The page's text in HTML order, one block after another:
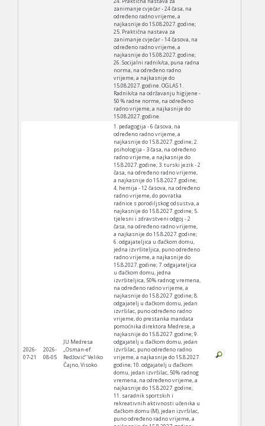
zanimanje cvjećar - 24 časa, na
određeno radno vrijeme, a
najkasnije do 15.08.2027. godine;
25. Praktična nastava za
zanimanje cvjećar - 14 časova, na
određeno radno vrijeme, a
najkasnije do 15.08.2027. godine;
26. Socijalni radnik/ca, puna radna
norma, na određeno radno
vrijeme, a najkasnije do
15.08.2027. godine. OGLAS 1.
Radnik/ca na održavanju higijene -
50 % radne norme, na određeno
radno vrijeme, a najkasnije do
15.08.2027. godine.
2026-
07-21
2026-
08-05
JU Medresa
„Osman-ef.
Redžović“ Veliko
Čajno, Visoko
1. pedagogija - 6 časova, na
određeno radno vrijeme, a
najkasnije do 15.8.2027. godine; 2.
psihologija - 3 časa, na određeno
radno vrijeme, a najkasnije do
15.8.2027. godine; 3. turski jezik - 2
časa, na određeno radno vrijeme,
a najkasnije do 15.8.2027. godine;
4. hemija - 12 časova, na određeno
radno vrijeme, do povratka
radnice s porodiljskog odsustva, a
najkasnije do 15.8.2027. godine; 5.
tjelesni i zdravstveni odgoj - 2
časa, na određeno radno vrijeme,
a najkasnije do 15.8.2027. godine;
6. odgajateljica u đačkom domu,
jedna izvršiteljica, puno određeno
radno vrijeme, a najkasnije do
15.8.2027. godine; 7. odgajateljica
u đačkom domu, jedna
izvršiteljica, 50% radnog vremena,
na određeno radno vrijeme, a
najkasnije do 15.8.2027. godine; 8.
odgajatelj u đačkom domu, jedan
izvršilac, puno određeno radno
vrijeme, do prestanka mandata
pomoćnika direktora Medrese, a
najkasnije do 15.8.2027. godine; 9.
odgajatelj u đačkom domu, jedan
izvršilac, puno određeno radno
vrijeme, a najkasnije do 15.8.2027.
godine; 10. odgajatelj u đačkom
domu, jedan izvršilac, 50% radnog
vremena, na određeno vrijeme, a
najkasnije do 15.8.2027. godine;
11. saradnik sportskih i
rekreativnih aktivnosti učenika u
đačkom domu (M), jedan izvršilac,
puno određeno radno vrijeme, a